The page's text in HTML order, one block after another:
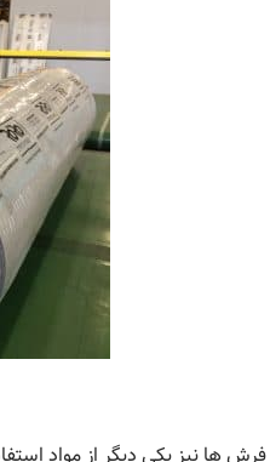
فرش ها نیز یکی دیگر از مواد